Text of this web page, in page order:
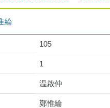
綸
105
1
温啟仲
鄭惟綸